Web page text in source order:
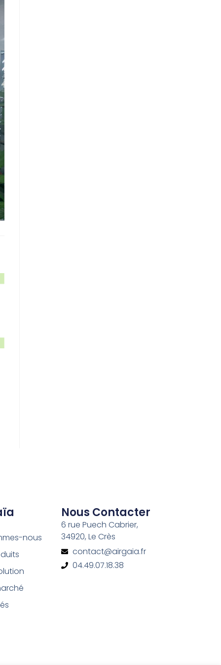
nous
Nous Contacter
6 rue Puech Cabrier,
34920, Le Crès
contact@airgaia.fr
04.49.07.18.38